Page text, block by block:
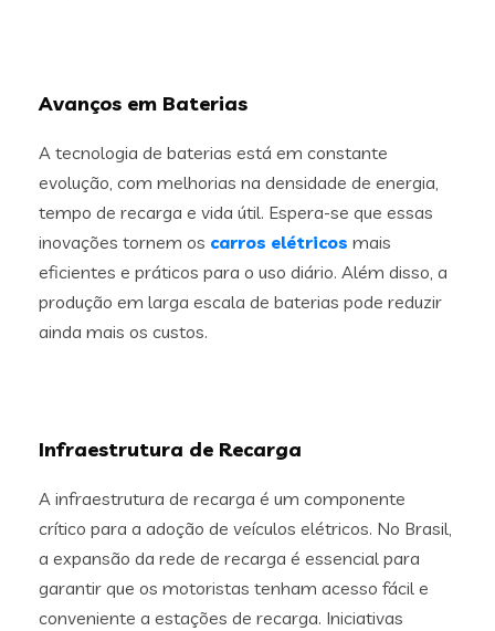
Avanços em Baterias
A tecnologia de baterias está em constante
evolução, com melhorias na densidade de energia,
tempo de recarga e vida útil. Espera-se que essas
inovações tornem os carros elétricos mais
eficientes e práticos para o uso diário. Além disso, a
produção em larga escala de baterias pode reduzir
ainda mais os custos.
Infraestrutura de Recarga
A infraestrutura de recarga é um componente
crítico para a adoção de veículos elétricos. No Brasil,
a expansão da rede de recarga é essencial para
garantir que os motoristas tenham acesso fácil e
conveniente a estações de recarga. Iniciativas